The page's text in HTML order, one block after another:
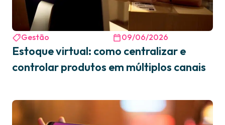
Gestão 09/06/2026
Estoque virtual: como centralizar e
controlar produtos em múltiplos canais